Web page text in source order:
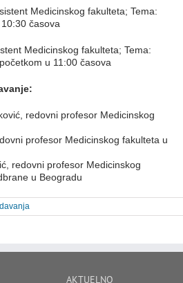
Medicinskog fakulteta; Tema:
10:30 časova
Medicinskog fakulteta; Tema:
u 11:00 časova
redovni profesor Medicinskog
profesor Medicinskog fakulteta u
redovni profesor Medicinskog
u Beogradu
AKTUELNO